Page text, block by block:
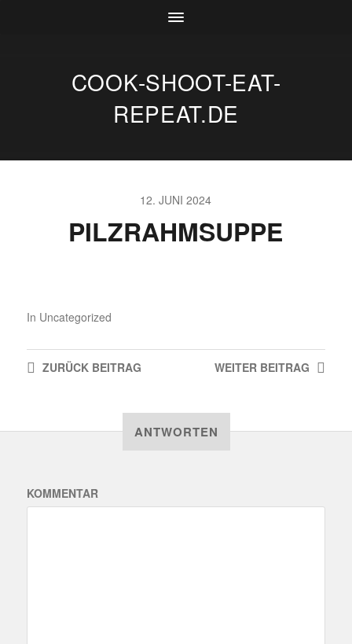
COOK-SHOOT-EAT-
REPEAT.DE
12. JUNI 2024
PILZRAHMSUPPE
In Uncategorized
WEITER BEITRAG
ZURÜCKBEITRAG
ANTWORTEN
KOMMENTAR